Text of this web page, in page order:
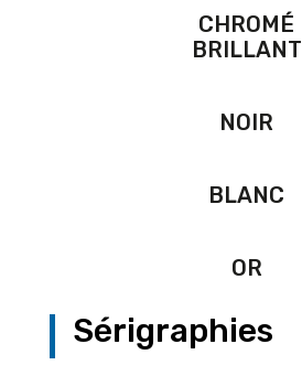
CHROMÉ
BRILLANT
NOIR
BLANC
OR
Sérigraphies